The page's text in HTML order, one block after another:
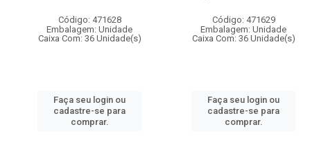
Código: 471628
Embalagem: Unidade
Caixa Com: 36 Unidade(s)
Faça seu login ou
cadastre-se para
comprar.
Código: 471629
Embalagem: Unidade
Caixa Com: 36 Unidade(s)
Faça seu login ou
cadastre-se para
comprar.